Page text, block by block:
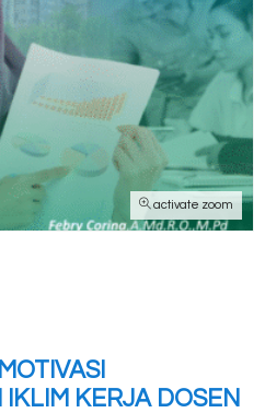
activate zoom
IKLIM KERJA DOSEN